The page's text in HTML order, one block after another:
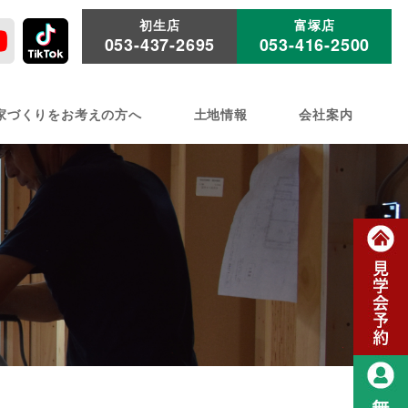
初生店
053-437-2695
富塚店
053-416-2500
づくりをお考えの方へ 土地情報 会社案内